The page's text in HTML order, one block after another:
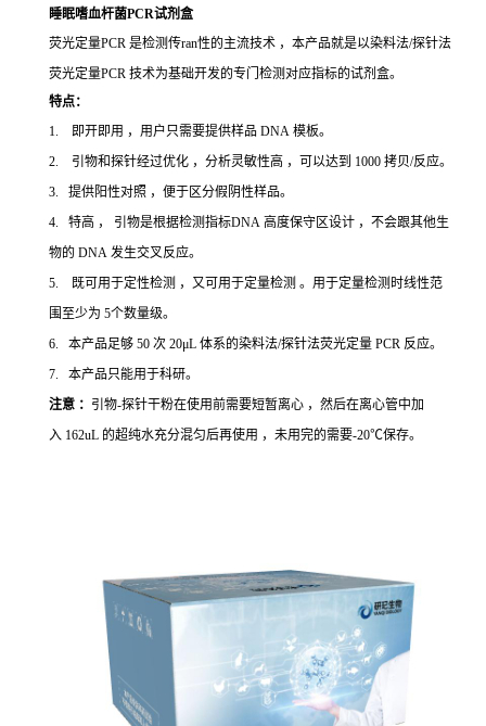
睡眠嗜血杆菌PCR试剂盒
荧光定量PCR 是检测传ran性的主流技术 ，本产品就是以染料法/探针法
荧光定量PCR 技术为基础开发的专门检测对应指标的试剂盒。
特点：
1. 即开即用 ，用户只需要提供样品 DNA 模板。
2. 引物和探针经过优化 ，分析灵敏性高 ，可以达到 1000 拷贝/反应。
3. 提供阳性对照 ，便于区分假阴性样品。
4. 特高 ， 引物是根据检测指标DNA 高度保守区设计 ，不会跟其他生
物的 DNA 发生交叉反应。
5. 既可用于定性检测 ，又可用于定量检测 。用于定量检测时线性范
围至少为 5个数量级。
6. 本产品足够 50 次 20μL 体系的染料法/探针法荧光定量 PCR 反应。
7. 本产品只能用于科研。
注意 ： 引物-探针干粉在使用前需要短暂离心 ，然后在离心管中加
入 162uL 的超纯水充分混匀后再使用 ，未用完的需要-20℃保存。